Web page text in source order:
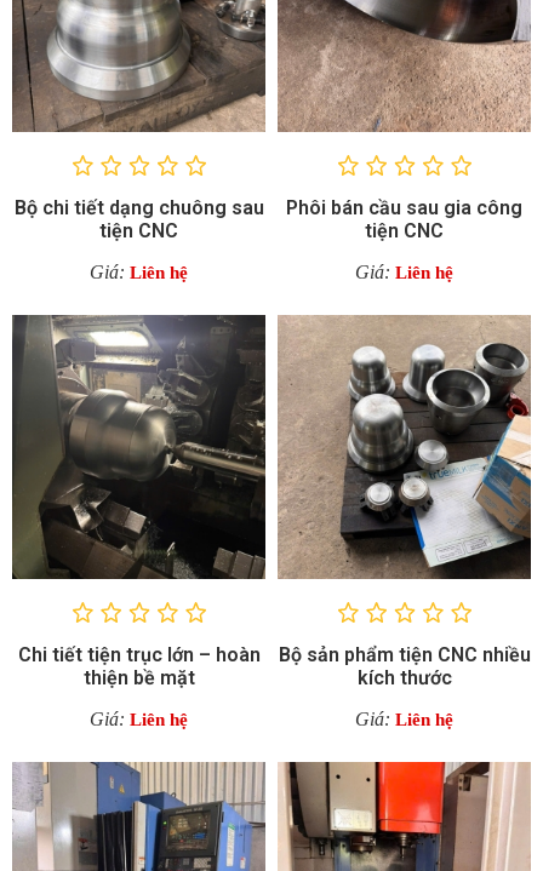
Bộ chi tiết dạng chuông sau
tiện CNC
Giá: Liên hệ
Phôi bán cầu sau gia công
tiện CNC
Giá: Liên hệ
Chi tiết tiện trục lớn – hoàn
thiện bề mặt
Giá: Liên hệ
Bộ sản phẩm tiện CNC nhiều
kích thước
Giá: Liên hệ